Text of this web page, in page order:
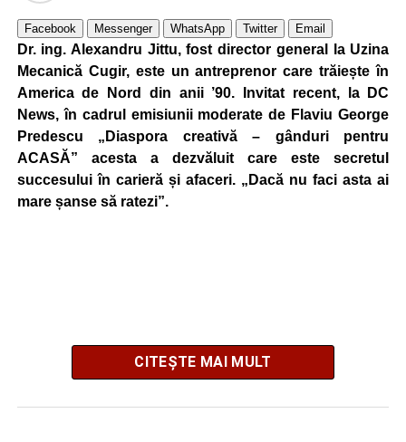
Facebook Messenger WhatsApp Twitter Email
Dr. ing. Alexandru Jittu, fost director general la Uzina
Mecanică Cugir, este un antreprenor care trăiește în
America de Nord din anii ’90. Invitat recent, la DC
News, în cadrul emisiunii moderate de Flaviu George
Predescu „Diaspora creativă – gânduri pentru
ACASĂ” acesta a dezvăluit care este secretul
succesului în carieră și afaceri. „Dacă nu faci asta ai
mare șanse să ratezi”.
CITEȘTE MAI MULT